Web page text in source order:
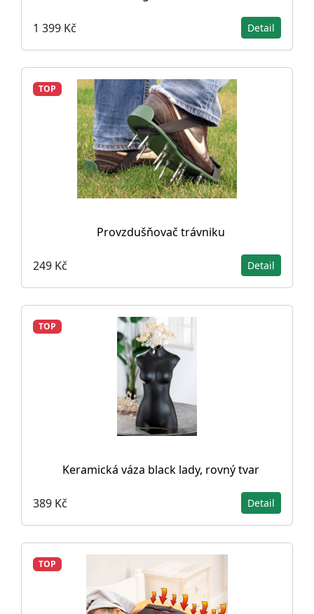
1 399 Kč Detail
TOP
Provzdušňovač trávniku
249 Kč Detail
TOP
Keramická váza black lady, rovný tvar
389 Kč Detail
TOP